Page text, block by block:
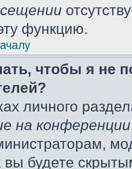
функцию.
чтобы я не
личного
на конференции
вы будете